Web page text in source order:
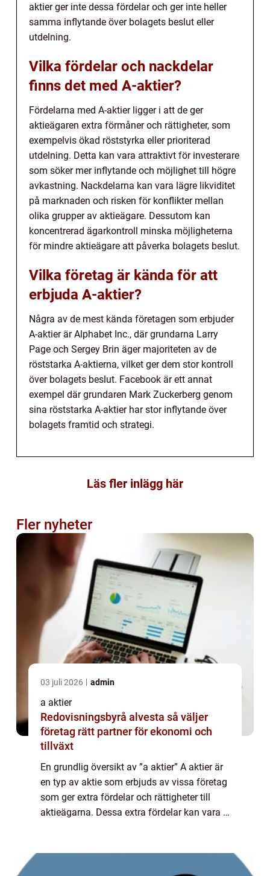
aktier ger inte dessa fördelar och ger inte heller
samma inflytande över bolagets beslut eller
utdelning.
Vilka fördelar och nackdelar
finns det med A-aktier?
Fördelarna med A-aktier ligger i att de ger
aktieägaren extra förmåner och rättigheter, som
exempelvis ökad röststyrka eller prioriterad
utdelning. Detta kan vara attraktivt för investerare
som söker mer inflytande och möjlighet till högre
avkastning. Nackdelarna kan vara lägre likviditet
på marknaden och risken för konflikter mellan
olika grupper av aktieägare. Dessutom kan
koncentrerad ägarkontroll minska möjligheterna
för mindre aktieägare att påverka bolagets beslut.
Vilka företag är kända för att
erbjuda A-aktier?
Några av de mest kända företagen som erbjuder
A-aktier är Alphabet Inc., där grundarna Larry
Page och Sergey Brin äger majoriteten av de
röststarka A-aktierna, vilket ger dem stor kontroll
över bolagets beslut. Facebook är ett annat
exempel där grundaren Mark Zuckerberg genom
sina röststarka A-aktier har stor inflytande över
bolagets framtid och strategi.
Läs fler inlägg här
Fler nyheter
03 juli 2026 admin
a aktier
Redovisningsbyrå alvesta så väljer
företag rätt partner för ekonomi och
tillväxt
En grundlig översikt av ”a aktier” A aktier är
en typ av aktie som erbjuds av vissa företag
som ger extra fördelar och rättigheter till
aktieägarna. Dessa extra fördelar kan vara i